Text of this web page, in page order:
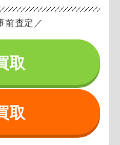
前査定／
取
取